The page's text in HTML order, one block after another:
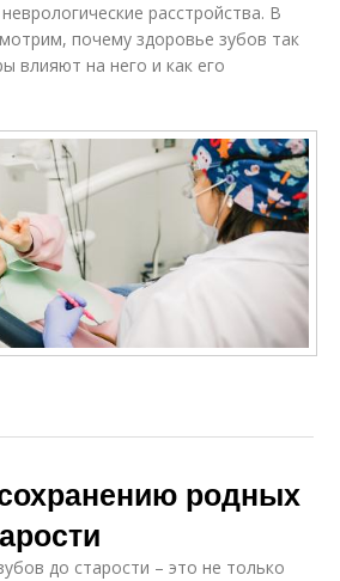
расстройства. В
почему здоровье зубов так
влияют на него и как его
родных
до старости – это не только